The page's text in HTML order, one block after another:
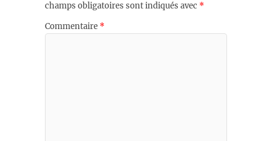
champs obligatoires sont indiqués avec *
Commentaire *